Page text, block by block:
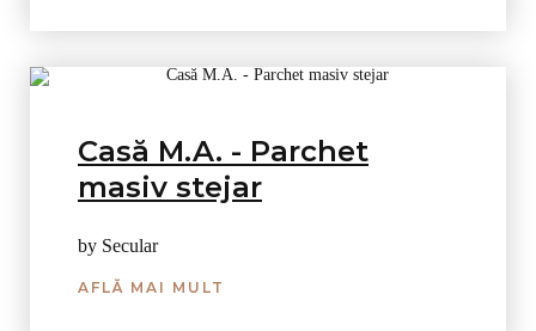
Casă M.A. - Parchet
masiv stejar
by Secular
AFLĂ MAI MULT